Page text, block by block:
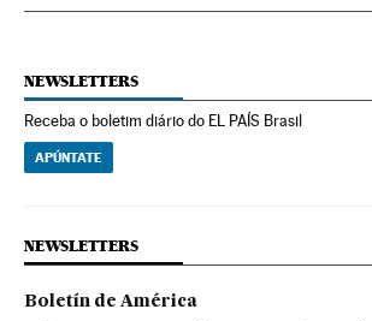
NEWSLETTERS
Receba o boletim diário do EL PAÍS Brasil
APÚNTATE
NEWSLETTERS
Boletín de América